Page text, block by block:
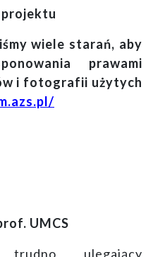
wiele starań, aby
prawami
i fotografii użytych
UMCS
ulegający